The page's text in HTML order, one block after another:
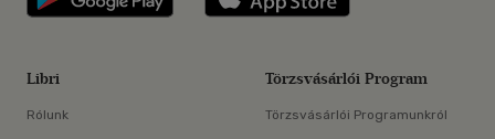
Libri
Rólunk
Törzsvásárlói Program
Törzsvásárlói Programunkról